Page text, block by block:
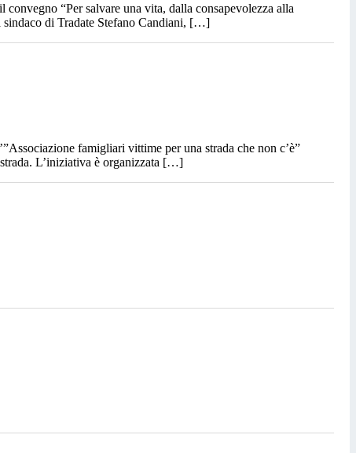
“Per salvare una vita, dalla consapevolezza alla
sindaco di Tradate Stefano Candiani, […]
famigliari vittime per una strada che non c’è”
L’iniziativa è organizzata […]